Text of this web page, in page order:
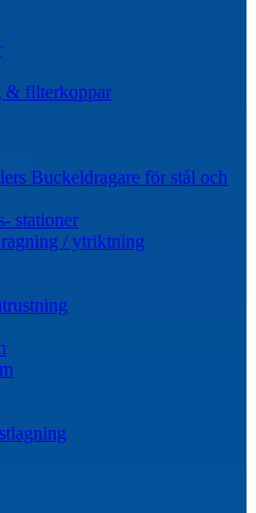
& filterkoppar
Buckeldragare för stål och
stationer
/ ytriktning